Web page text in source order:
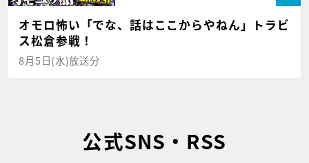
オモロ怖い「でな、話はここからやねん」トラビ
ス松倉参戦！
8月5日(水)放送分
公式SNS・RSS